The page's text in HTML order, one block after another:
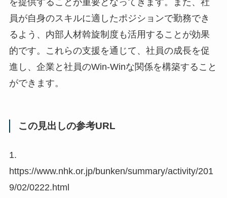
員が自身のスキルに適したポジションで勤務でき
るよう、内部人材斡旋制度も活用することが効果
的です。これらの支援を通じて、社員の成長を促
進し、企業と社員のWin-Winな関係を構築すること
ができます。
この見出しの参考URL
1.
https://www.nhk.or.jp/bunken/summary/activity/201
9/02/0222.html